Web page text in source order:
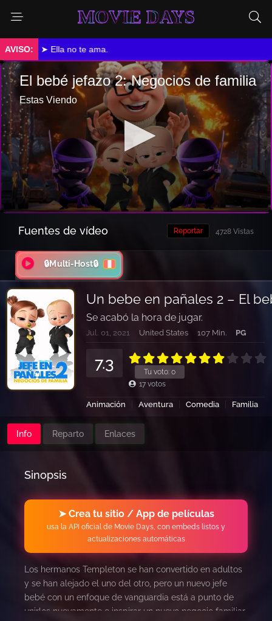
MOVIE DAYS
➤ Ella no te ama.
Fuentes de vídeo 4728 Vistas
Reportar
🔒Multi-Host🔒
Un bebe en pañales 2 – El
Se acabó la hora de jugar.
Jul. 01, 2021 United States 107 Min. PG
Tu voto: 0
7.3
17 votos
Animación Aventura Comedia Familia
Info Reparto Enlaces
Sinopsis
➤ Crea tu sitio / App de películas
usa la API oficial de Movie Days, con embeds listos y
actualizaciones automáticas
Los hermanos Templeton se han convertido en adultos
y se han alejado el uno del otro, pero un nuevo jefe
bebé con un enfoque de vanguardia está a punto de
unirlos nuevamente e inspirar un nuevo negocio familiar.